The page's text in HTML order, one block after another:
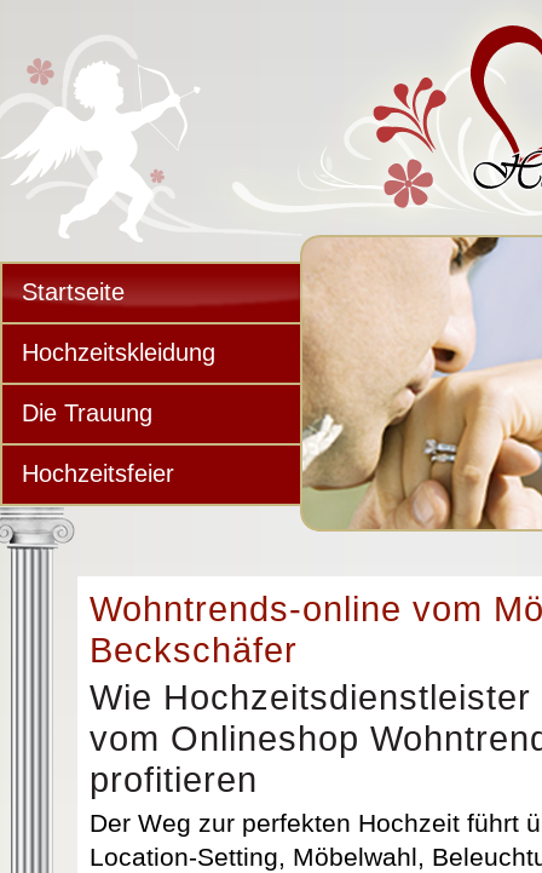
Startseite
Hochzeitskleidung
Die Trauung
Hochzeitsfeier
Wohntrends-online vom
Beckschäfer
Wie
vom Onlineshop
profitieren
Der Weg zur perfekten Hochzeit führt
Location-Setting, Möbelwahl,